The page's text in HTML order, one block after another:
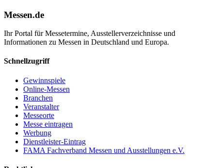
Messen.de
Ihr Portal für Messetermine, Ausstellerverzeichnisse und
Informationen zu Messen in Deutschland und Europa.
Schnellzugriff
Gewinnspiele
Online-Messen
Branchen
Veranstalter
Messeorte
Messe eintragen
Werbung
Dienstleister-Eintrag
FAMA Fachverband Messen und Ausstellungen e.V.